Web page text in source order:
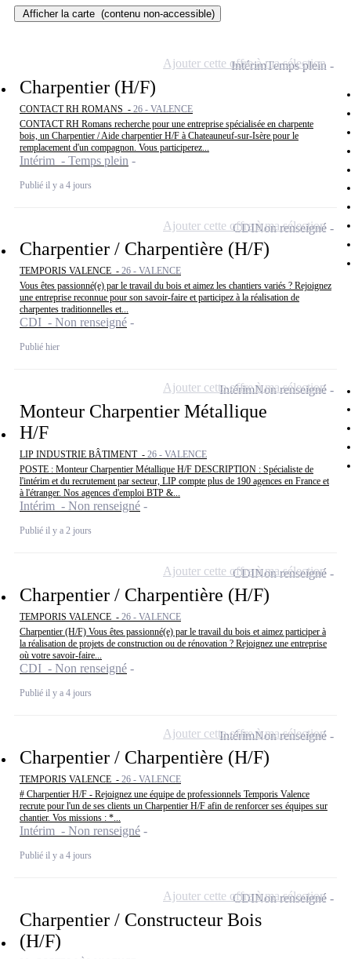
Afficher la carte (contenu non-accessible)
Charpentier (H/F)
CONTACT RH ROMANS - 26 - VALENCE
CONTACT RH Romans recherche pour une entreprise spécialisée en charpente
bois, un Charpentier / Aide charpentier H/F à Chateauneuf-sur-Isère pour le
remplacement d'un compagnon. Vous participerez...
Intérim - Temps plein
Publié il y a 4 jours
IntérimTemps plein
Ajouter cette offre à ma sélection
Charpentier / Charpentière (H/F)
TEMPORIS VALENCE - 26 - VALENCE
Vous êtes passionné(e) par le travail du bois et aimez les chantiers variés ? Rejoignez
une entreprise reconnue pour son savoir-faire et participez à la réalisation de
charpentes traditionnelles et...
CDI - Non renseigné
Publié hier
CDINon renseigné
Ajouter cette offre à ma sélection
Monteur Charpentier Métallique
H/F
LIP INDUSTRIE BÂTIMENT - 26 - VALENCE
POSTE : Monteur Charpentier Métallique H/F DESCRIPTION : Spécialiste de
l'intérim et du recrutement par secteur, LIP compte plus de 190 agences en France et
à l'étranger. Nos agences d'emploi BTP &...
Intérim - Non renseigné
Publié il y a 2 jours
IntérimNon renseigné
Ajouter cette offre à ma sélection
Charpentier / Charpentière (H/F)
TEMPORIS VALENCE - 26 - VALENCE
Charpentier (H/F) Vous êtes passionné(e) par le travail du bois et aimez participer à
la réalisation de projets de construction ou de rénovation ? Rejoignez une entreprise
où votre savoir-faire...
CDI - Non renseigné
Publié il y a 4 jours
CDINon renseigné
Ajouter cette offre à ma sélection
Charpentier / Charpentière (H/F)
TEMPORIS VALENCE - 26 - VALENCE
# Charpentier H/F - Rejoignez une équipe de professionnels Temporis Valence
recrute pour l'un de ses clients un Charpentier H/F afin de renforcer ses équipes sur
chantier. Vos missions : *...
Intérim - Non renseigné
Publié il y a 4 jours
IntérimNon renseigné
Ajouter cette offre à ma sélection
Charpentier / Constructeur Bois
(H/F)
CDINon renseigné
Ajouter cette offre à ma sélection